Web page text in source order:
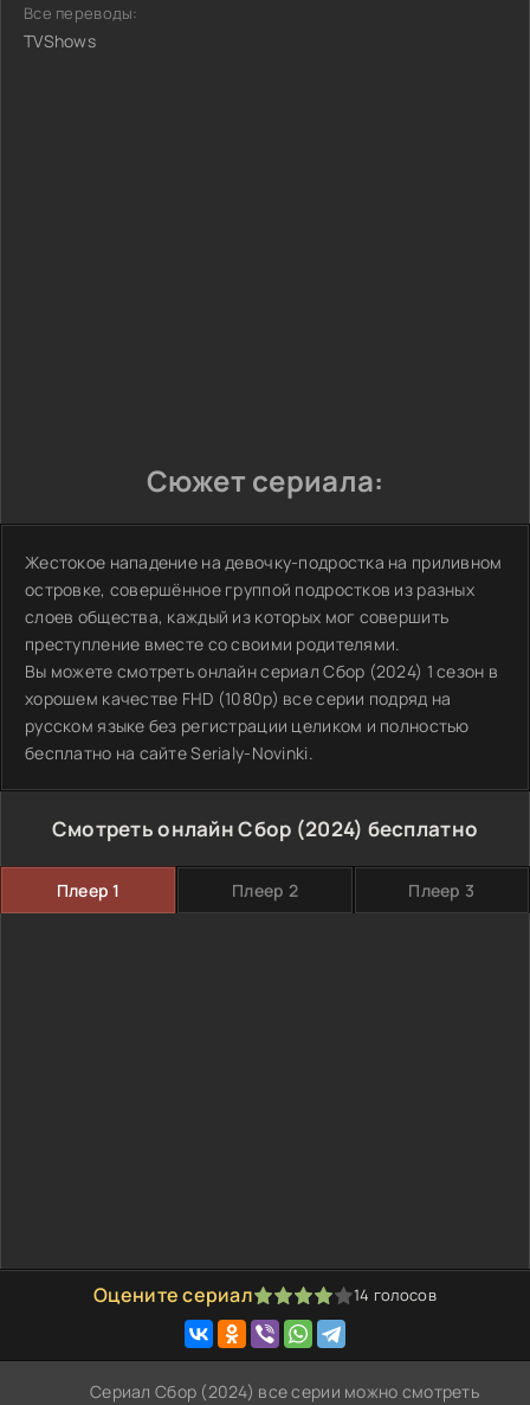
Все переводы:
TVShows
Сюжет сериала:
Жестокое нападение на девочку-подростка на приливном
островке, совершённое группой подростков из разных
слоев общества, каждый из которых мог совершить
преступление вместе со своими родителями.
Вы можете смотреть онлайн сериал Сбор (2024) 1 сезон в
хорошем качестве FHD (1080p) все серии подряд на
русском языке без регистрации целиком и полностью
бесплатно на сайте Serialy-Novinki.
Смотреть онлайн Сбор (2024) бесплатно
Плеер 1 Плеер 2 Плеер 3
Оцените сериал
1 2 3 4 5 14 голосов
Сериал Сбор (2024) все серии можно смотреть